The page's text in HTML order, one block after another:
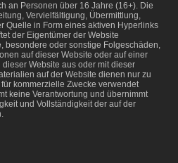
an Personen über 16 Jahre (16+). Die
Vervielfältigung, Übermittlung,
Quelle in Form eines aktiven Hyperlinks
der Eigentümer der Website
besondere oder sonstige Folgeschäden,
auf dieser Website oder auf einer
Website aus oder mit dieser
auf der Website dienen nur zu
kommerzielle Zwecke verwendet
keine Verantwortung und übernimmt
und Vollständigkeit der auf der